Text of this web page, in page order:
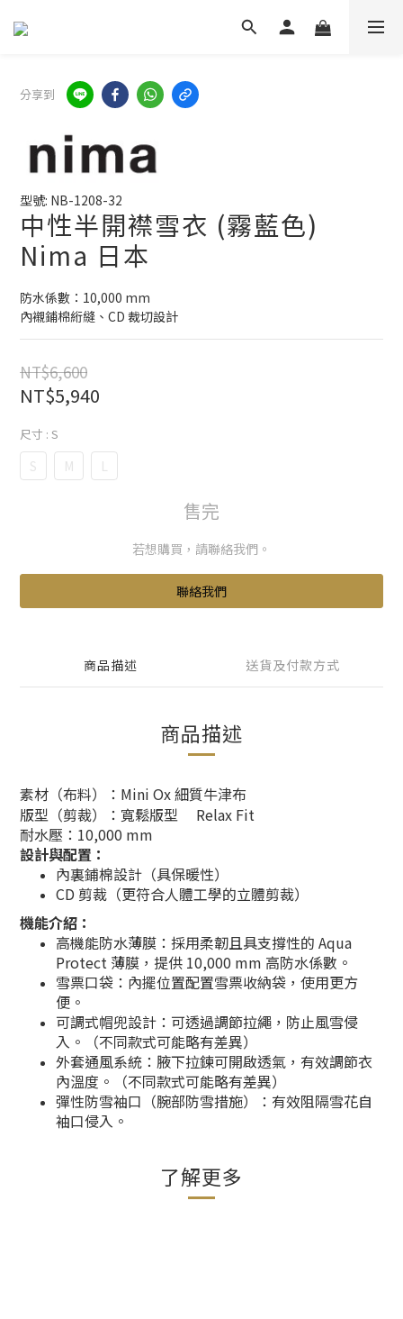
分享到
型號: NB-1208-32
中性半開襟雪衣 (霧藍色)
Nima 日本
防水係數：10,000 mm
內襯鋪棉絎縫、CD 裁切設計
NT$6,600
NT$5,940
尺寸 : S
S M L
售完
若想購買，請聯絡我們。
聯絡我們
商品描述 送貨及付款方式
商品描述
素材（布料）：Mini Ox 細質牛津布
版型（剪裁）：寬鬆版型 Relax Fit
耐水壓：10,000 mm
設計與配置：
內裏鋪棉設計（具保暖性）
CD 剪裁（更符合人體工學的立體剪裁）
機能介紹：
高機能防水薄膜：採用柔韌且具支撐性的 Aqua
Protect 薄膜，提供 10,000 mm 高防水係數。
雪票口袋：內擺位置配置雪票收納袋，使用更方
便。
可調式帽兜設計：可透過調節拉繩，防止風雪侵
入。（不同款式可能略有差異）
外套通風系統：腋下拉鍊可開啟透氣，有效調節衣
內溫度。（不同款式可能略有差異）
彈性防雪袖口（腕部防雪措施）：有效阻隔雪花自
袖口侵入。
了解更多